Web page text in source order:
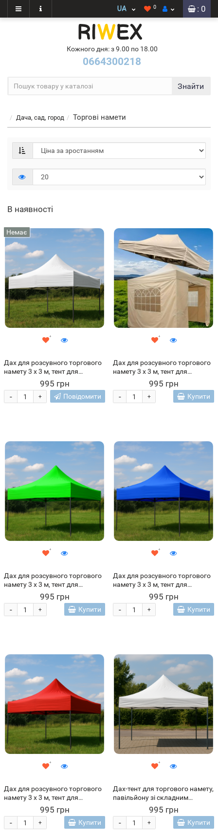
: 0
0
Кожного дня: з 9.00 по 18.00
0664300218
Знайти
Дача, сад, город Торгові намети
В наявності
Немає
Дах для розсувного торгового
намету 3 х 3 м, тент для
павільйону Білий (ARSH)
995 грн
+
- Повідомити
Дах для розсувного торгового
намету 3 х 3 м, тент для
павільйону Бежевий (ARSH)
995 грн
+
- Купити
Дах для розсувного торгового
намету 3 х 3 м, тент для
павільйону Зелений (ARSH)
995 грн
+
- Купити
Дах для розсувного торгового
намету 3 х 3 м, тент для
павільйону Синій (ARSH)
995 грн
+
- Купити
Дах для розсувного торгового
намету 3 х 3 м, тент для
павільйону Червоний (ARSH)
995 грн
+
- Купити
Дах-тент для торгового намету,
павільйону зі складним
каркасом 2х2 м Білий
995 грн
+
- Купити